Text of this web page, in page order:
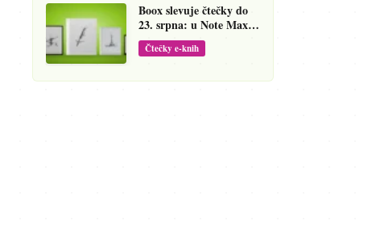
Boox slevuje čtečky do
23. srpna: u Note Maxu
jde cena dolů o 138 eur
Čtečky e-knih